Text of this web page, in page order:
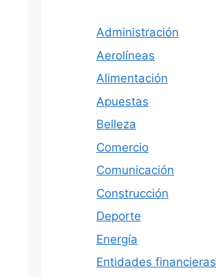
Administración
Aerolíneas
Alimentación
Apuestas
Belleza
Comercio
Comunicación
Construcción
Deporte
Energía
Entidades financieras